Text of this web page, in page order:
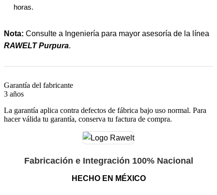
horas.
Nota: Consulte a Ingeniería para mayor asesoría de la línea
RAWELT Purpura.
Garantía del fabricante
3 años
La garantía aplica contra defectos de fábrica bajo uso normal. Para
hacer válida tu garantía, conserva tu factura de compra.
Fabricación e Integración 100% Nacional
HECHO EN MÉXICO